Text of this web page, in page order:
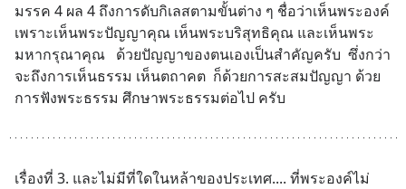
มรรค 4 ผล 4 ถึงการดับกิเลสตามขั้นต่าง ๆ ชื่อว่าเห็นพระองค์
เพราะเห็นพระปัญญาคุณ เห็นพระบริสุทธิคุณ และเห็นพระ
มหากรุณาคุณ   ด้วยปัญญาของตนเองเป็นสำคัญครับ  ซึ่งกว่า
จะถึงการเห็นธรรม เห็นตถาคต  ก็ด้วยการสะสมปัญญา ด้วย
การฟังพระธรรม ศึกษาพระธรรมต่อไป ครับ
เรื่องที่ 3. และไม่มีที่ใดในหล้าของประเทศ.... ที่พระองค์ไม่